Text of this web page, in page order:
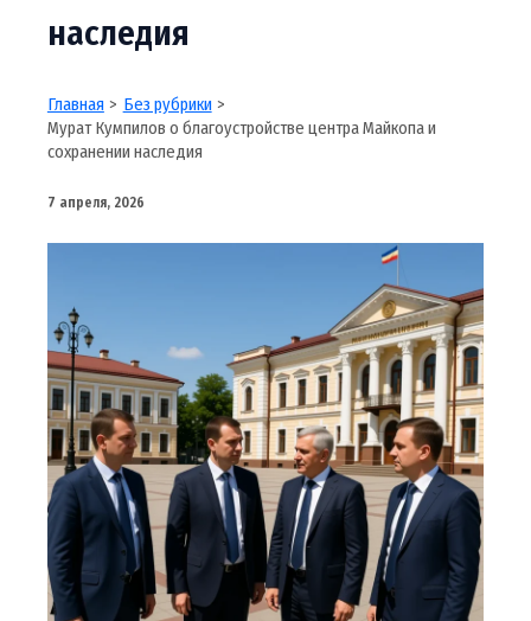
наследия
Главная
Без рубрики
Мурат Кумпилов о благоустройстве центра Майкопа и
сохранении наследия
7 апреля, 2026